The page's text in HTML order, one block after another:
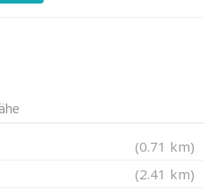
(0.71 km)
(2.41 km)